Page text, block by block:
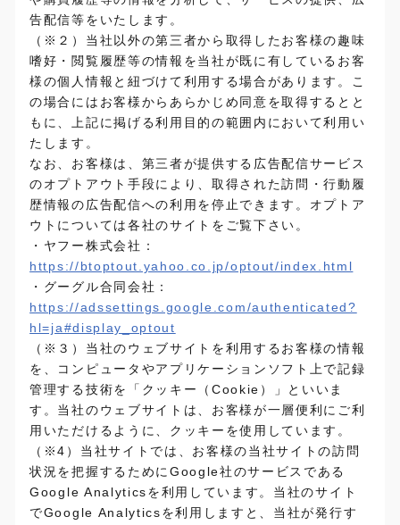
告配信等をいたします。
（※２）当社以外の第三者から取得したお客様の趣味
嗜好・閲覧履歴等の情報を当社が既に有しているお客
様の個人情報と紐づけて利用する場合があります。こ
の場合にはお客様からあらかじめ同意を取得するとと
もに、上記に掲げる利用目的の範囲内において利用い
たします。
なお、お客様は、第三者が提供する広告配信サービス
のオプトアウト手段により、取得された訪問・行動履
歴情報の広告配信への利用を停止できます。オプトア
ウトについては各社のサイトをご覧下さい。
・ヤフー株式会社：
https://btoptout.yahoo.co.jp/optout/index.html
・グーグル合同会社：
https://adssettings.google.com/authenticated?
hl=ja#display_optout
（※３）当社のウェブサイトを利用するお客様の情報
を、コンピュータやアプリケーションソフト上で記録
管理する技術を「クッキー（Cookie）」といいま
す。当社のウェブサイトは、お客様が一層便利にご利
用いただけるように、クッキーを使用しています。
（※4）当社サイトでは、お客様の当社サイトの訪問
状況を把握するためにGoogle社のサービスである
Google Analyticsを利用しています。当社のサイト
でGoogle Analyticsを利用しますと、当社が発行す